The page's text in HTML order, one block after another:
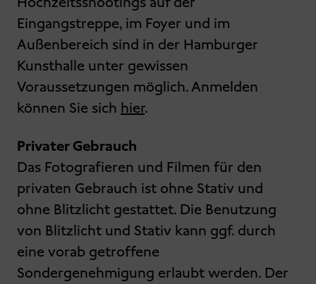
Eingangstreppe, im Foyer und im
Außenbereich sind in der Hamburger
Kunsthalle unter gewissen
Voraussetzungen möglich. Anmelden
können Sie sich hier.
Privater Gebrauch
Das Fotografieren und Filmen für den
privaten Gebrauch ist ohne Stativ und
ohne Blitzlicht gestattet. Die Benutzung
von Blitzlicht und Stativ kann ggf. durch
eine vorab getroffene
Sondergenehmigung erlaubt werden. Der